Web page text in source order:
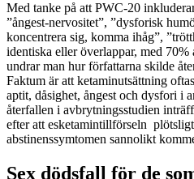
Med tanke på att PWC-20
”ångest-nervositet”, ”dysforisk
koncentrera sig, komma ihåg”,
identiska eller överlappar, med
undrar man hur författarna skilde
Faktum är att ketaminutsättning
aptit, dåsighet, ångest och dysfori i
återfallen i avbrytningsstudien
efter att esketamintillförseln
abstinenssymtomen sannolikt
Sex dödsfall för de